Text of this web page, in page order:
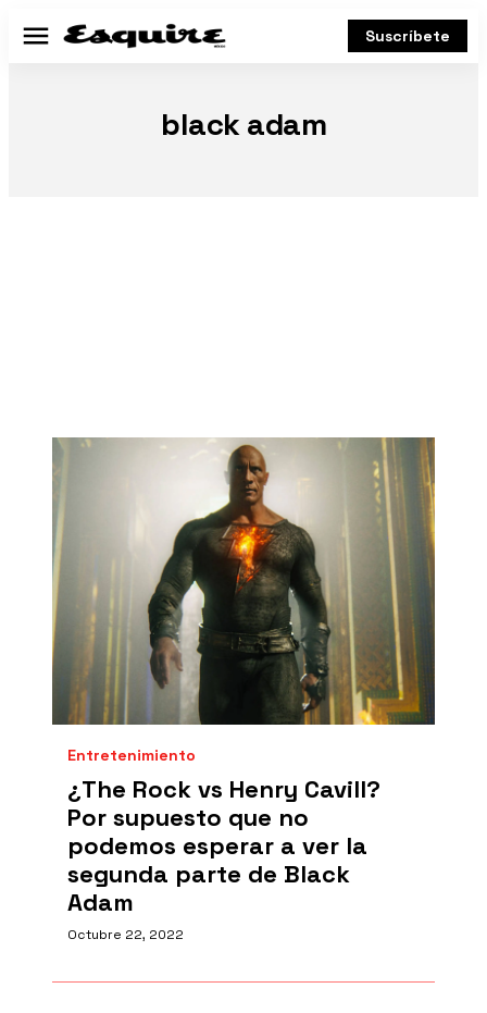
Menú Suscríbete
black adam
Entretenimiento
¿The Rock vs Henry Cavill?
Por supuesto que no
podemos esperar a ver la
segunda parte de Black
Adam
Octubre 22, 2022